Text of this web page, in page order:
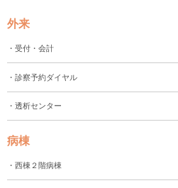
外来
・受付・会計
・診察予約ダイヤル
・透析センター
病棟
・西棟２階病棟